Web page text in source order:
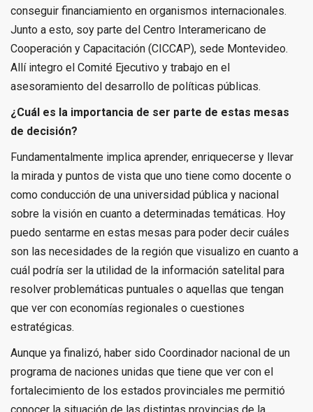
conseguir financiamiento en organismos internacionales.
Junto a esto, soy parte del Centro Interamericano de
Cooperación y Capacitación (CICCAP), sede Montevideo.
Allí integro el Comité Ejecutivo y trabajo en el
asesoramiento del desarrollo de políticas públicas.
¿Cuál es la importancia de ser parte de estas mesas
de decisión?
Fundamentalmente implica aprender, enriquecerse y llevar
la mirada y puntos de vista que uno tiene como docente o
como conducción de una universidad pública y nacional
sobre la visión en cuanto a determinadas temáticas. Hoy
puedo sentarme en estas mesas para poder decir cuáles
son las necesidades de la región que visualizo en cuanto a
cuál podría ser la utilidad de la información satelital para
resolver problemáticas puntuales o aquellas que tengan
que ver con economías regionales o cuestiones
estratégicas.
Aunque ya finalizó, haber sido Coordinador nacional de un
programa de naciones unidas que tiene que ver con el
fortalecimiento de los estados provinciales me permitió